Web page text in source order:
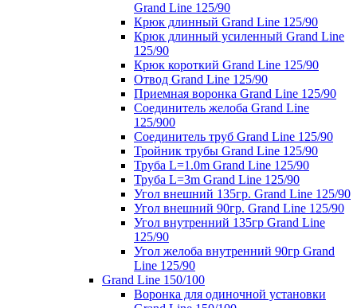
Grand Line 125/90
Крюк длинный Grand Line 125/90
Крюк длинный усиленный Grand Line
125/90
Крюк короткий Grand Line 125/90
Отвод Grand Line 125/90
Приемная воронка Grand Line 125/90
Соединитель желоба Grand Line
125/900
Соединитель труб Grand Line 125/90
Тройник трубы Grand Line 125/90
Труба L=1.0m Grand Line 125/90
Труба L=3m Grand Line 125/90
Угол внешний 135гр. Grand Line 125/90
Угол внешний 90гр. Grand Line 125/90
Угол внутренний 135гр Grand Line
125/90
Угол желоба внутренний 90гр Grand
Line 125/90
Grand Line 150/100
Воронка для одиночной установки